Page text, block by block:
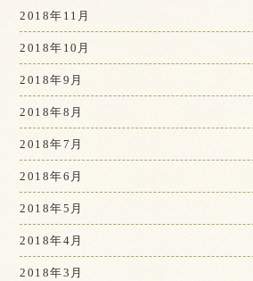
2018年11月
2018年10月
2018年9月
2018年8月
2018年7月
2018年6月
2018年5月
2018年4月
2018年3月